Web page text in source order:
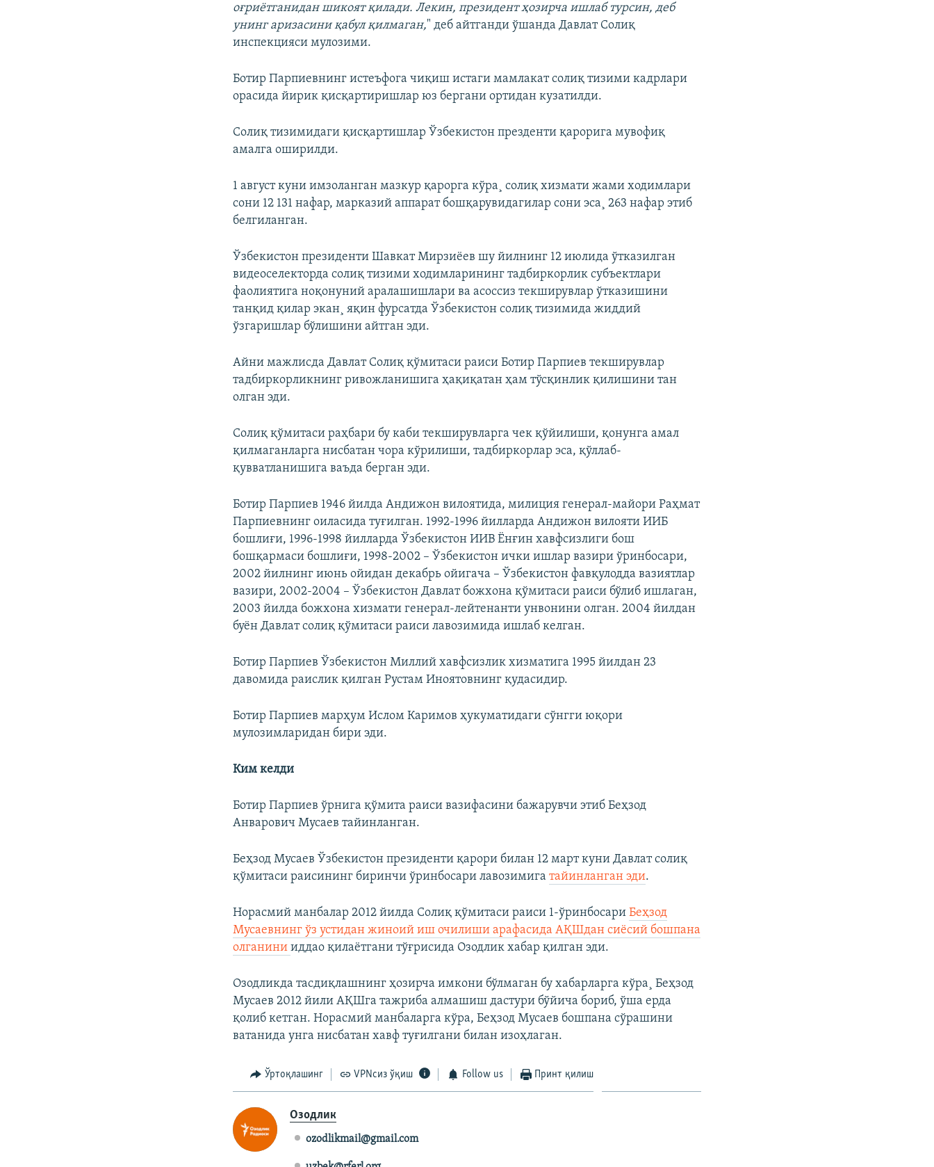
оғриётганидан шикоят қилади. Лекин, президент ҳозирча ишлаб турсин, деб
унинг аризасини қабул қилмаган," деб айтганди ўшанда Давлат Солиқ
инспекцияси мулозими.
Ботир Парпиевнинг истеъфога чиқиш истаги мамлакат солиқ тизими кадрлари
орасида йирик қисқартиришлар юз бергани ортидан кузатилди.
Солиқ тизимидаги қисқартишлар Ўзбекистон презденти қарорига мувофиқ
амалга оширилди.
1 август куни имзоланган мазкур қарорга кўра¸ солиқ хизмати жами ходимлари
сони 12 131 нафар, марказий аппарат бошқарувидагилар сони эса¸ 263 нафар этиб
белгиланган.
Ўзбекистон президенти Шавкат Мирзиёев шу йилнинг 12 июлида ўтказилган
видеоселекторда солиқ тизими ходимларининг тадбиркорлик субъектлари
фаолиятига ноқонуний аралашишлари ва асоссиз текширувлар ўтказишини
танқид қилар экан¸ яқин фурсатда Ўзбекистон солиқ тизимида жиддий
ўзгаришлар бўлишини айтган эди.
Айни мажлисда Давлат Солиқ қўмитаси раиси Ботир Парпиев текширувлар
тадбиркорликнинг ривожланишига ҳақиқатан ҳам тўсқинлик қилишини тан
олган эди.
Солиқ қўмитаси раҳбари бу каби текширувларга чек қўйилиши, қонунга амал
қилмаганларга нисбатан чора кўрилиши, тадбиркорлар эса, қўллаб-
қувватланишига ваъда берган эди.
Ботир Парпиев 1946 йилда Андижон вилоятида, милиция генерал-майори Раҳмат
Парпиевнинг оиласида туғилган. 1992-1996 йилларда Андижон вилояти ИИБ
бошлиғи, 1996-1998 йилларда Ўзбекистон ИИВ Ёнғин хавфсизлиги бош
бошқармаси бошлиғи, 1998-2002 – Ўзбекистон ички ишлар вазири ўринбосари,
2002 йилнинг июнь ойидан декабрь ойигача – Ўзбекистон фавқулодда вазиятлар
вазири, 2002-2004 – Ўзбекистон Давлат божхона қўмитаси раиси бўлиб ишлаган,
2003 йилда божхона хизмати генерал-лейтенанти унвонини олган. 2004 йилдан
буён Давлат солиқ қўмитаси раиси лавозимида ишлаб келган.
Ботир Парпиев Ўзбекистон Миллий хавфсизлик хизматига 1995 йилдан 23
давомида раислик қилган Рустам Иноятовнинг қудасидир.
Ботир Парпиев марҳум Ислом Каримов ҳукуматидаги сўнгги юқори
мулозимларидан бири эди.
Ким келди
Ботир Парпиев ўрнига қўмита раиси вазифасини бажарувчи этиб Беҳзод
Анварович Мусаев тайинланган.
Беҳзод Мусаев Ўзбекистон президенти қарори билан 12 март куни Давлат солиқ
қўмитаси раисининг биринчи ўринбосари лавозимигатайинланган эди.
Норасмий манбалар 2012 йилда Солиқ қўмитаси раиси 1-ўринбосариБеҳзод
Мусаевнинг ўз устидан жиноий иш очилиши арафасида АҚШдан сиёсий бошпана
олганинииддао қилаётгани тўғрисида Озодлик хабар қилган эди.
Озодликда тасдиқлашнинг ҳозирча имкони бўлмаган бу хабарларга кўра¸ Беҳзод
Мусаев 2012 йили АҚШга тажриба алмашиш дастури бўйича бориб, ўша ерда
қолиб кетган. Норасмий манбаларга кўра, Беҳзод Мусаев бошпана сўрашини
ватанида унга нисбатан хавф туғилгани билан изоҳлаган.
Ўртоқлашинг VPNсиз ўқиш Follow us Принт қилиш
Озодлик
ozodlikmail@gmail.com